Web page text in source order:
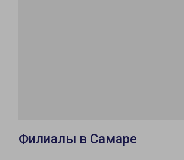
Филиалы в Самаре